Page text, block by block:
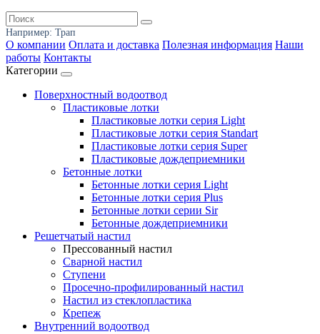
Например: Трап
О компании Оплата и доставка Полезная информация Наши
работы Контакты
Категории
Поверхностный водоотвод
Пластиковые лотки
Пластиковые лотки серия Light
Пластиковые лотки серия Standart
Пластиковые лотки серия Super
Пластиковые дождеприемники
Бетонные лотки
Бетонные лотки серия Light
Бетонные лотки серия Plus
Бетонные лотки серии Sir
Бетонные дождеприемники
Решетчатый настил
Прессованный настил
Сварной настил
Ступени
Просечно-профилированный настил
Настил из стеклопластика
Крепеж
Внутренний водоотвод